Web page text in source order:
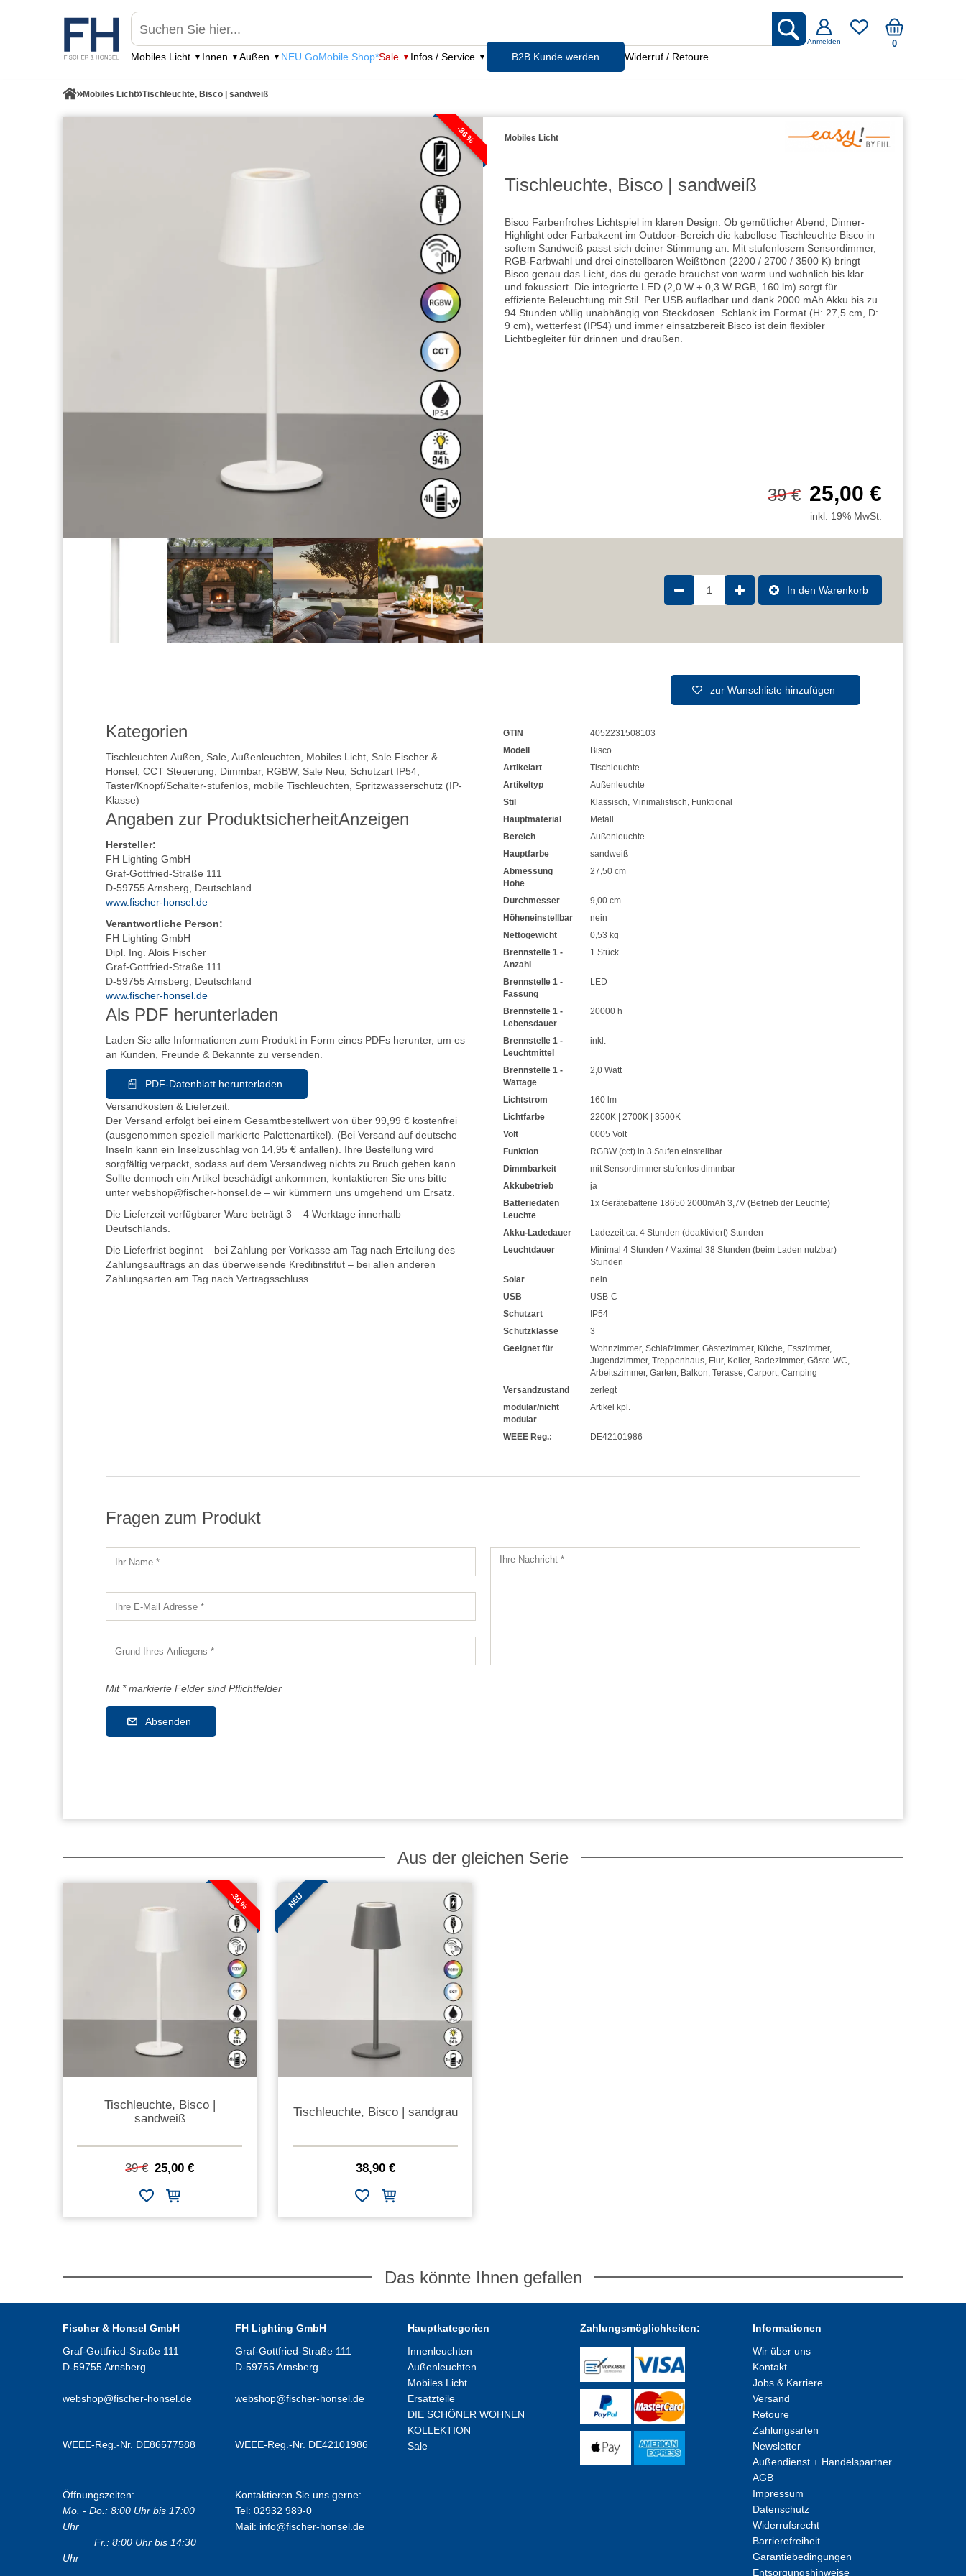
Anmelden 0
Mobiles Licht Innen Außen NEU GoMobile Shop*Sale Infos / Service B2B Kunde werden Widerruf / Retoure
Mobiles Licht Tischleuchte, Bisco | sandweiß
-36 % Mobiles Licht
Tischleuchte, Bisco | sandweiß
Bisco Farbenfrohes Lichtspiel im klaren Design. Ob gemütlicher Abend, Dinner-
Highlight oder Farbakzent im Outdoor-Bereich die kabellose Tischleuchte Bisco in
softem Sandweiß passt sich deiner Stimmung an. Mit stufenlosem Sensordimmer,
RGB-Farbwahl und drei einstellbaren Weißtönen (2200 / 2700 / 3500 K) bringt
Bisco genau das Licht, das du gerade brauchst von warm und wohnlich bis klar
und fokussiert. Die integrierte LED (2,0 W + 0,3 W RGB, 160 lm) sorgt für
effiziente Beleuchtung mit Stil. Per USB aufladbar und dank 2000 mAh Akku bis zu
94 Stunden völlig unabhängig von Steckdosen. Schlank im Format (H: 27,5 cm, D:
9 cm), wetterfest (IP54) und immer einsatzbereit Bisco ist dein flexibler
Lichtbegleiter für drinnen und draußen.
39 € 25,00 €
inkl. 19% MwSt.
1 In den Warenkorb
zur Wunschliste hinzufügen
Kategorien
Tischleuchten Außen, Sale, Außenleuchten, Mobiles Licht, Sale Fischer &
Honsel, CCT Steuerung, Dimmbar, RGBW, Sale Neu, Schutzart IP54,
Taster/Knopf/Schalter-stufenlos, mobile Tischleuchten, Spritzwasserschutz (IP-
Klasse)
Angaben zur ProduktsicherheitAnzeigen
Hersteller:
FH Lighting GmbH
Graf-Gottfried-Straße 111
D-59755 Arnsberg, Deutschland
www.fischer-honsel.de
Verantwortliche Person:
FH Lighting GmbH
Dipl. Ing. Alois Fischer
Graf-Gottfried-Straße 111
D-59755 Arnsberg, Deutschland
www.fischer-honsel.de
Als PDF herunterladen
Laden Sie alle Informationen zum Produkt in Form eines PDFs herunter, um es
an Kunden, Freunde & Bekannte zu versenden.
PDF-Datenblatt herunterladen
Versandkosten & Lieferzeit:
Der Versand erfolgt bei einem Gesamtbestellwert von über 99,99 € kostenfrei
(ausgenommen speziell markierte Palettenartikel). (Bei Versand auf deutsche
Inseln kann ein Inselzuschlag von 14,95 € anfallen). Ihre Bestellung wird
sorgfältig verpackt, sodass auf dem Versandweg nichts zu Bruch gehen kann.
Sollte dennoch ein Artikel beschädigt ankommen, kontaktieren Sie uns bitte
unter webshop@fischer-honsel.de – wir kümmern uns umgehend um Ersatz.
Die Lieferzeit verfügbarer Ware beträgt 3 – 4 Werktage innerhalb
Deutschlands.
Die Lieferfrist beginnt – bei Zahlung per Vorkasse am Tag nach Erteilung des
Zahlungsauftrags an das überweisende Kreditinstitut – bei allen anderen
Zahlungsarten am Tag nach Vertragsschluss.
GTIN
4052231508103
Modell
Bisco
Artikelart
Tischleuchte
Artikeltyp
Außenleuchte
Stil
Klassisch, Minimalistisch, Funktional
Hauptmaterial
Metall
Bereich
Außenleuchte
Hauptfarbe
sandweiß
Abmessung
Höhe
27,50 cm
Durchmesser
9,00 cm
Höheneinstellbar
nein
Nettogewicht
0,53 kg
Brennstelle 1 -
Anzahl
1 Stück
Brennstelle 1 -
Fassung
LED
Brennstelle 1 -
Lebensdauer
20000 h
Brennstelle 1 -
Leuchtmittel
inkl.
Brennstelle 1 -
Wattage
2,0 Watt
Lichtstrom
160 lm
Lichtfarbe
2200K | 2700K | 3500K
Volt
0005 Volt
Funktion
RGBW (cct) in 3 Stufen einstellbar
Dimmbarkeit
mit Sensordimmer stufenlos dimmbar
Akkubetrieb
ja
Batteriedaten
Leuchte
1x Gerätebatterie 18650 2000mAh 3,7V (Betrieb der Leuchte)
Akku-Ladedauer
Ladezeit ca. 4 Stunden (deaktiviert) Stunden
Leuchtdauer
Minimal 4 Stunden / Maximal 38 Stunden (beim Laden nutzbar)
Stunden
Solar
nein
USB
USB-C
Schutzart
IP54
Schutzklasse
3
Geeignet für
Wohnzimmer, Schlafzimmer, Gästezimmer, Küche, Esszimmer,
Jugendzimmer, Treppenhaus, Flur, Keller, Badezimmer, Gäste-WC,
Arbeitszimmer, Garten, Balkon, Terasse, Carport, Camping
Versandzustand
zerlegt
modular/nicht
modular
Artikel kpl.
WEEE Reg.: DE42101986
Fragen zum Produkt
Mit * markierte Felder sind Pflichtfelder
Absenden
Aus der gleichen Serie
-36 %
Tischleuchte, Bisco |
sandweiß
39 € 25,00 €
NEU
Tischleuchte, Bisco | sandgrau
38,90 €
Das könnte Ihnen gefallen
Fischer & Honsel GmbH
Graf-Gottfried-Straße 111
D-59755 Arnsberg
webshop@fischer-honsel.de
WEEE-Reg.-Nr. DE86577588
Öffnungszeiten:
Mo. - Do.: 8:00 Uhr bis 17:00
Uhr
Fr.: 8:00 Uhr bis 14:30
Uhr
FH Lighting GmbH
Graf-Gottfried-Straße 111
D-59755 Arnsberg
webshop@fischer-honsel.de
WEEE-Reg.-Nr. DE42101986
Kontaktieren Sie uns gerne:
Tel: 02932 989-0
Mail: info@fischer-honsel.de
Hauptkategorien
Innenleuchten
Außenleuchten
Mobiles Licht
Ersatzteile
DIE SCHÖNER WOHNEN
KOLLEKTION
Sale
Zahlungsmöglichkeiten:
Informationen
Wir über uns
Kontakt
Jobs & Karriere
Versand
Retoure
Zahlungsarten
Newsletter
Außendienst + Handelspartner
AGB
Impressum
Datenschutz
Widerrufsrecht
Barrierefreiheit
Garantiebedingungen
Entsorgungshinweise